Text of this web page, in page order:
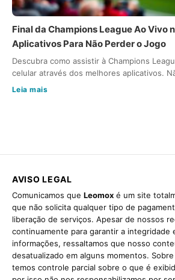
Final da Champions League Ao Vivo
Aplicativos Para Não Perder o Jogo
Descubra como assistir à Champions
celular através dos melhores aplicativos.
Leia mais
AVISO LEGAL
Comunicamos que Leomox é um site
que não solicita qualquer tipo de
liberação de serviços. Apesar de nossos
continuamente para garantir a integridade
informações, ressaltamos que nosso
desatualizado em alguns momentos.
temos controle parcial sobre o que é